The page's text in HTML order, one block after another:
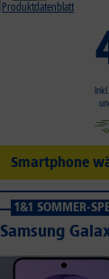
Produktdatenblatt
Smartphone
1&1 SOMMER-
Samsung